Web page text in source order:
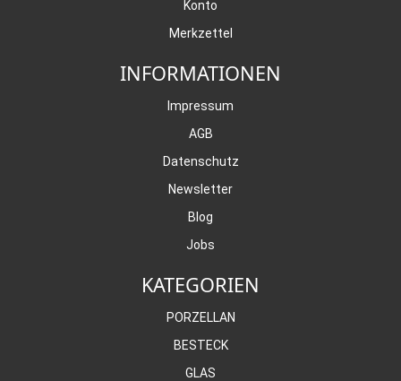
Konto
Merkzettel
INFORMATIONEN
Impressum
AGB
Datenschutz
Newsletter
Blog
Jobs
KATEGORIEN
PORZELLAN
BESTECK
GLAS